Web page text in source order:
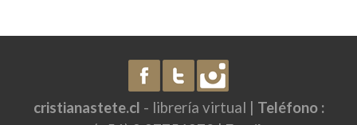
cristianastete.cl - librería virtual | Teléfono :